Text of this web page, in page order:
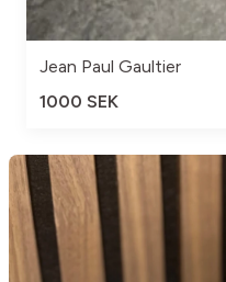
Jean Paul Gaultier
1000 SEK